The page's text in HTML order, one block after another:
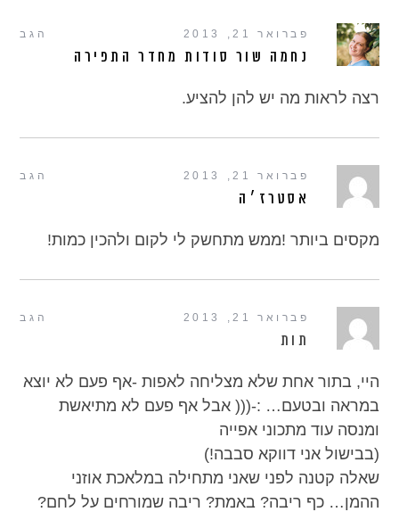
הגב פברואר 21, 2013
נחמה שור סודות מחדר התפירה
רצה לראות מה יש להן להציע.
הגב פברואר 21, 2013
אסטרז׳ה
מקסים ביותר !ממש מתחשק לי לקום ולהכין כמות!
הגב פברואר 21, 2013
תות
היי, בתור אחת שלא מצליחה לאפות -אף פעם לא יוצא
במראה ובטעם… :-((( אבל אף פעם לא מתיאשת
ומנסה עוד מתכוני אפייה
(בבישול אני דווקא סבבה!)
שאלה קטנה לפני שאני מתחילה במלאכת אוזני
ההמן… כף ריבה? באמת? ריבה שמורחים על לחם?